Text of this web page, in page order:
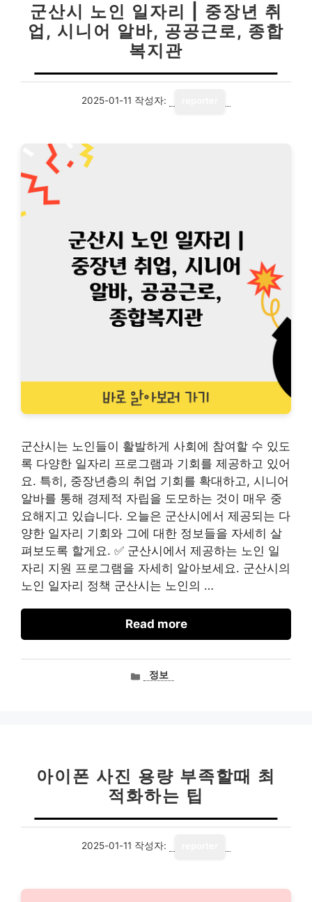
군산시 노인 일자리 | 중장년 취
업, 시니어 알바, 공공근로, 종합
복지관
2025-01-11 작성자:
군산시는 노인들이 활발하게 사회에 참여할 수 있도
록 다양한 일자리 프로그램과 기회를 제공하고 있어
요. 특히, 중장년층의 취업 기회를 확대하고, 시니어
알바를 통해 경제적 자립을 도모하는 것이 매우 중
요해지고 있습니다. 오늘은 군산시에서 제공되는 다
양한 일자리 기회와 그에 대한 정보들을 자세히 살
펴보도록 할게요. ✅ 군산시에서 제공하는 노인 일
자리 지원 프로그램을 자세히 알아보세요. 군산시의
노인 일자리 정책 군산시는 노인의 …
Read more
카정보
아이폰 사진 용량 부족할때 최
적화하는 팁
2025-01-11 작성자: